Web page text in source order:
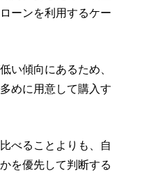
ーンを利用するケー
い傾向にあるため、
めに用意して購入す
べることよりも、自
を優先して判断する